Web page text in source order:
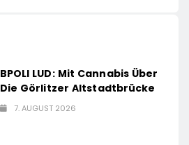
BPOLI LUD: Mit Cannabis Über
Die Görlitzer Altstadtbrücke
7. AUGUST 2026